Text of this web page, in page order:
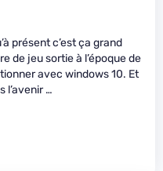
présent c’est ça grand
de jeu sortie à l’époque de
avec windows 10. Et
l’avenir …